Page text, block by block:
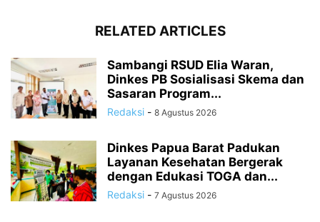
RELATED ARTICLES
Sambangi RSUD Elia Waran,
Dinkes PB Sosialisasi Skema dan
Sasaran Program...
Redaksi - 8 Agustus 2026
Dinkes Papua Barat Padukan
Layanan Kesehatan Bergerak
dengan Edukasi TOGA dan...
Redaksi - 7 Agustus 2026